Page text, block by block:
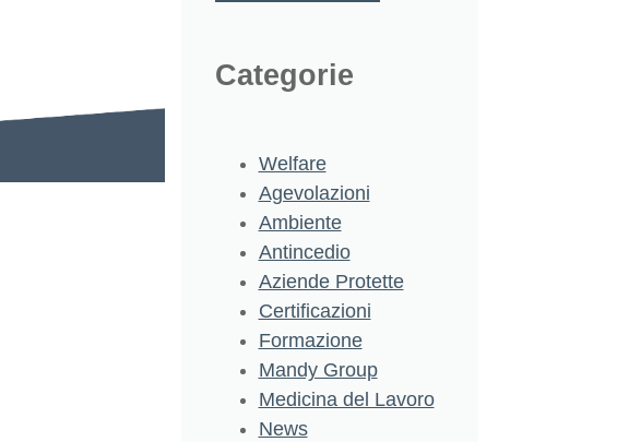
Categorie
Welfare
Agevolazioni
Ambiente
Antincedio
Aziende Protette
Certificazioni
Formazione
Mandy Group
Medicina del Lavoro
News